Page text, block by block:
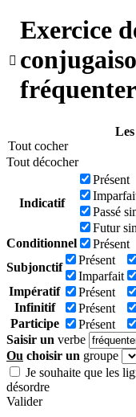

Exercice
fréquenter
Tout cocher
Tout décocher
Indicatif
Présent
Passé
Futur
Conditionnel
Présent
Subjonctif
Présent
Imparfait
Impératif
Présent
Infinitif
Présent
Participe
Présent
Saisir un verbe
Ou choisir un groupe
Je souhaite que les
désordre
Valider